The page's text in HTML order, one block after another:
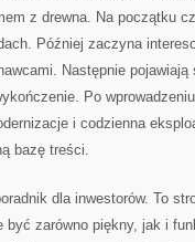
z drewna. Na początku
Później zaczyna
Następnie
Po
i codzienna
bazę treści.
dla inwestorów. To
zarówno piękny, jak i